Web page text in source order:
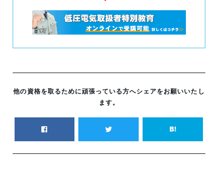
他の資格を取るために頑張っている方へシェアをお願いいたし
ます。